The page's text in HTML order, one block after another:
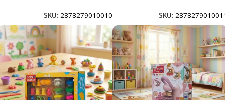
SKU:
SKU: 2878279010010